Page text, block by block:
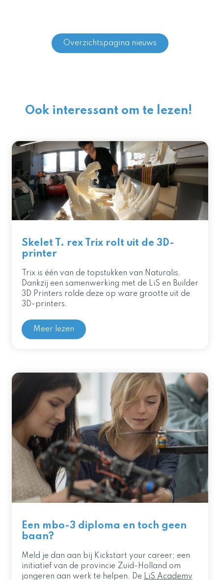
Overzichtspagina nieuws
Ook interessant om te lezen!
Skelet T. rex Trix rolt uit de 3D-
printer
Trix is één van de topstukken van Naturalis.
Dankzij een samenwerking met de LiS en Builder
3D Printers rolde deze op ware grootte uit de
3D-printers.
Meer lezen
Een mbo-3 diploma en toch geen
baan?
Meld je dan aan bij Kickstart your career; een
initiatief van de provincie Zuid-Holland om
jongeren aan werk te helpen. De LiS Academy